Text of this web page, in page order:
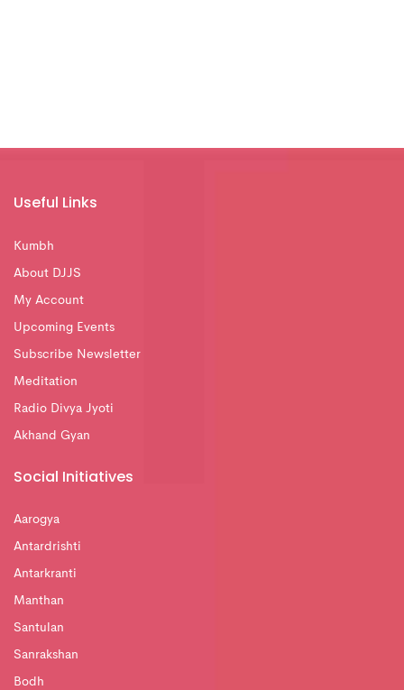
Useful Links
Kumbh
About DJJS
My Account
Upcoming Events
Subscribe Newsletter
Meditation
Radio Divya Jyoti
Akhand Gyan
Social Initiatives
Aarogya
Antardrishti
Antarkranti
Manthan
Santulan
Sanrakshan
Bodh